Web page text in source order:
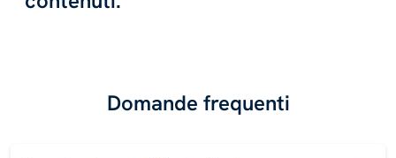
Domande frequenti